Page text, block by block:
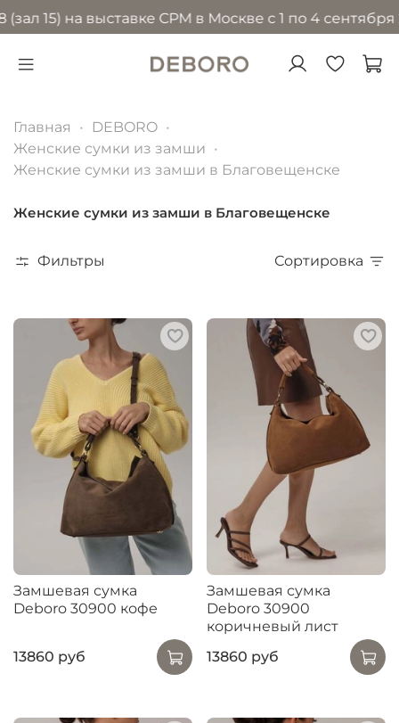
на выставке CPM в Москве с 1 по 4 сентября 2026
Главная
DEBORO
Женские сумки из замши
Женские сумки из замши в Благовещенске
Женские сумки из замши в Благовещенске
Фильтры Сортировка
Замшевая сумка
Deboro 30900 кофе
13860 руб
Замшевая сумка
Deboro 30900
коричневый лист
13860 руб